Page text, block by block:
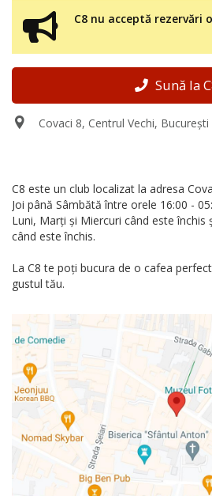
C8 nu acceptă rezervări
Sună la
Covaci 8, Centrul Vechi, București
C8 este un club localizat la adresa
Joi până Sâmbătă între orele 16:00 -
Luni, Marți și Miercuri când este închis
când este închis.
La C8 te poți bucura de o cafea
gustul tău.